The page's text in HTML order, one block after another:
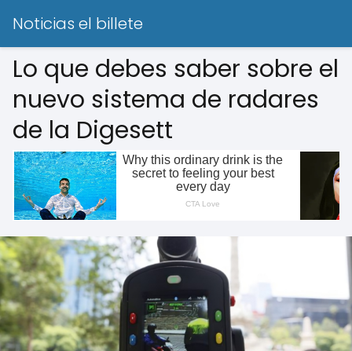
Noticias el billete
Lo que debes saber sobre el
nuevo sistema de radares
de la Digesett